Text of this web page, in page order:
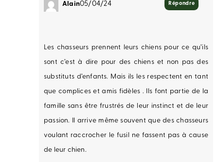
Alain05/04/24
Les chasseurs prennent leurs chiens pour ce qu’ils
sont c’est à dire pour des chiens et non pas des
substituts d’enfants. Mais ils les respectent en tant
que complices et amis fidèles . Ils font partie de la
famille sans être frustrés de leur instinct et de leur
passion. Il arrive même souvent que des chasseurs
voulant raccrocher le fusil ne fassent pas à cause
de leur chien.
Répondre